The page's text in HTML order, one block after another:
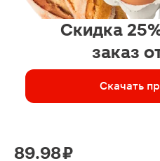
Скидка
заказ
Скачать
89.98 ₽